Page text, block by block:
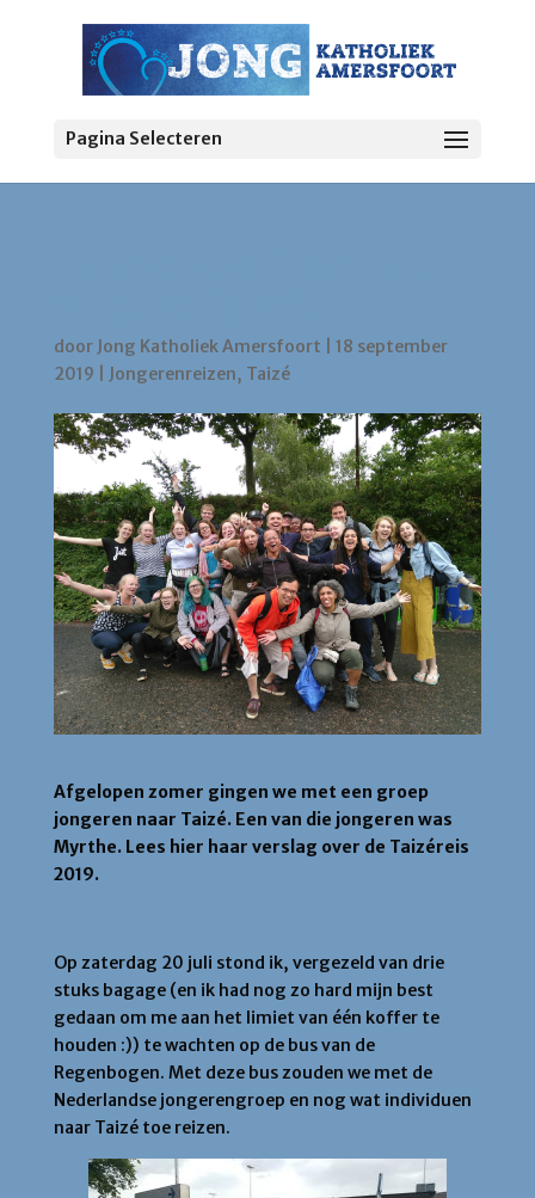
Pagina Selecteren
door Jong Katholiek Amersfoort
18 september
2019
Jongerenreizen, Taizé
Afgelopen zomer gingen we met een groep
jongeren naar Taizé. Een van die jongeren was
Myrthe. Lees hier haar verslag over de Taizéreis
2019.
Op zaterdag 20 juli stond ik, vergezeld van drie
stuks bagage (en ik had nog zo hard mijn best
gedaan om me aan het limiet van één koffer te
houden :)) te wachten op de bus van de
Regenbogen. Met deze bus zouden we met de
Nederlandse jongerengroep en nog wat individuen
naar Taizé toe reizen.